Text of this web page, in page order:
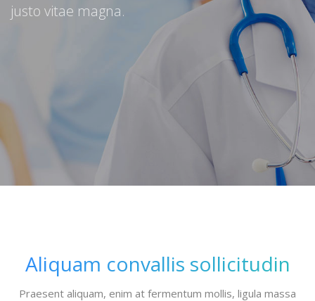
justo vitae magna.
Aliquam convallis sollicitudin
Praesent aliquam, enim at fermentum mollis, ligula massa